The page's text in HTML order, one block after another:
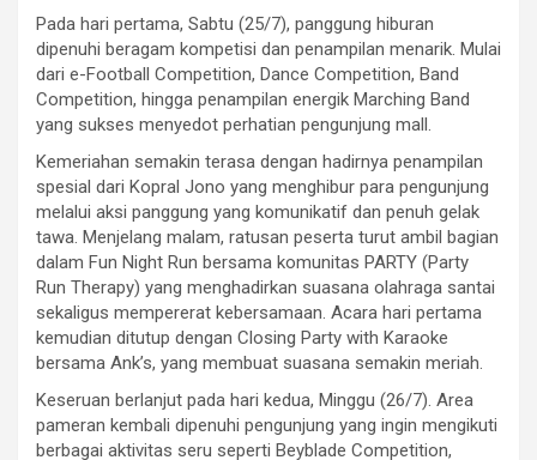
Pada hari pertama, Sabtu (25/7), panggung hiburan
dipenuhi beragam kompetisi dan penampilan menarik. Mulai
dari e-Football Competition, Dance Competition, Band
Competition, hingga penampilan energik Marching Band
yang sukses menyedot perhatian pengunjung mall.
Kemeriahan semakin terasa dengan hadirnya penampilan
spesial dari Kopral Jono yang menghibur para pengunjung
melalui aksi panggung yang komunikatif dan penuh gelak
tawa. Menjelang malam, ratusan peserta turut ambil bagian
dalam Fun Night Run bersama komunitas PARTY (Party
Run Therapy) yang menghadirkan suasana olahraga santai
sekaligus mempererat kebersamaan. Acara hari pertama
kemudian ditutup dengan Closing Party with Karaoke
bersama Ank’s, yang membuat suasana semakin meriah.
Keseruan berlanjut pada hari kedua, Minggu (26/7). Area
pameran kembali dipenuhi pengunjung yang ingin mengikuti
berbagai aktivitas seru seperti Beyblade Competition,